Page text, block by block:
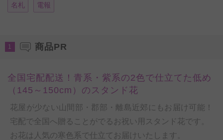
名札 電報
1 商品PR
全国宅配配送！青系・紫系の2色で仕立てた低め
（145～150cm）のスタンド花
花屋が少ない山間部・郡部・離島近郊にもお届け可能！
宅配で全国へ贈ることがでるお祝い用スタンド花です。
お花は人気の寒色系で仕立てお届けいたします。